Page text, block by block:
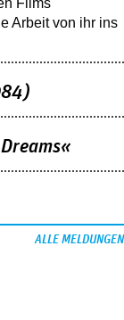
Films
Arbeit von ihr ins
ALLE MELDUNGEN